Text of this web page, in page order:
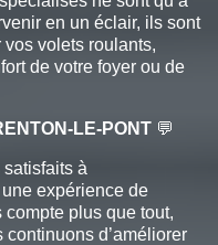
en un éclair, ils sont
volets roulants,
de votre foyer ou de
LE-PONT 💬
à
expérience de
plus que tout,
continuons d’améliorer